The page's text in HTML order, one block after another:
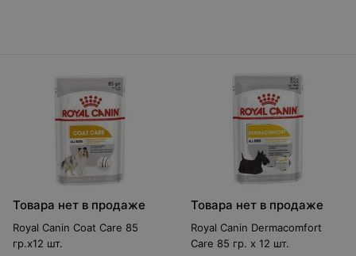
Товара нет в продаже
Royal Canin Coat Care 85
гр.х12 шт.
Товара нет в продаже
Royal Canin Dermacomfort
Care 85 гр. х 12 шт.